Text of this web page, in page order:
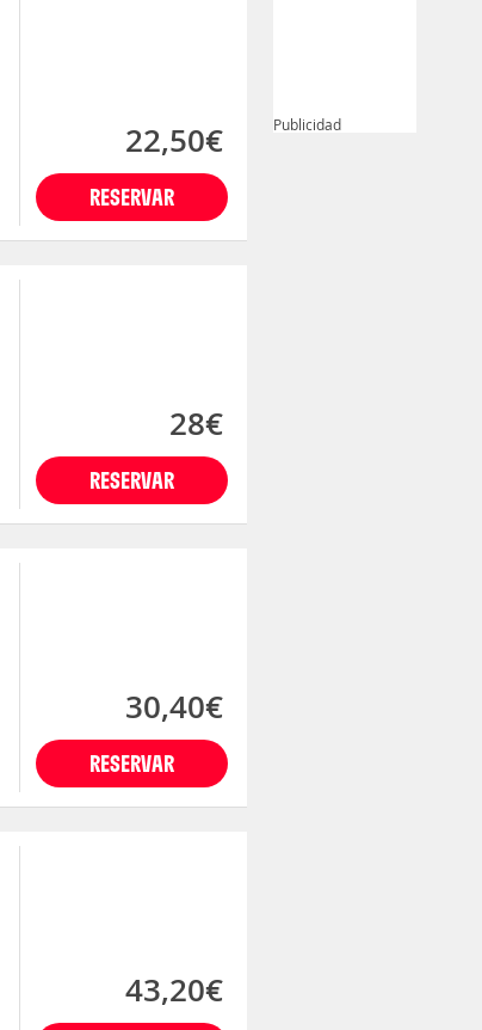
RESERVAR
22,50€
RESERVAR
28€
RESERVAR
30,40€
43,20€
Publicidad